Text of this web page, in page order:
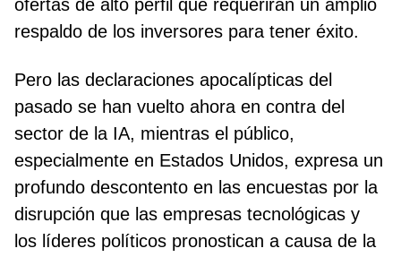
ofertas de alto perfil que requerirán un amplio
respaldo de los inversores para tener éxito.
Pero las declaraciones apocalípticas del
pasado se han vuelto ahora en contra del
sector de la IA, mientras el público,
especialmente en Estados Unidos, expresa un
profundo descontento en las encuestas por la
disrupción que las empresas tecnológicas y
los líderes políticos pronostican a causa de la